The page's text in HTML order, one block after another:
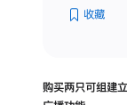
收藏
购买两只可组建